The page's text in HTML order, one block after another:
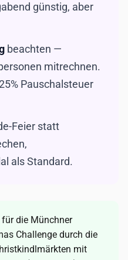
günstig, aber
beachten —
mitrechnen.
Pauschalsteuer
Feier statt
als Standard.
die Münchner
Challenge durch die
mit